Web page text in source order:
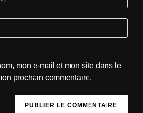
mon e-mail et mon site dans le
prochain commentaire.